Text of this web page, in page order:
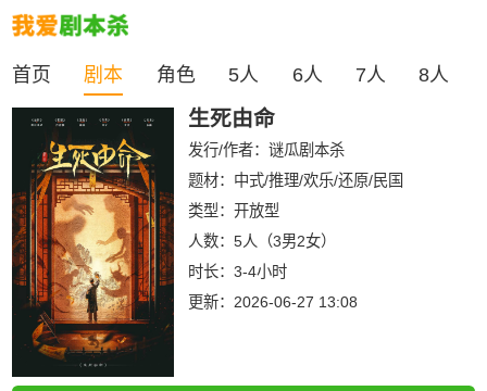
首页 剧本 角色 5人 6人 7人 8人
生死由命
发行/作者： 谜瓜剧本杀
题材：中式/推理/欢乐/还原/民国
类型： 开放型
人数： 5人（3男2女）
时长： 3-4小时
更新： 2026-06-27 13:08